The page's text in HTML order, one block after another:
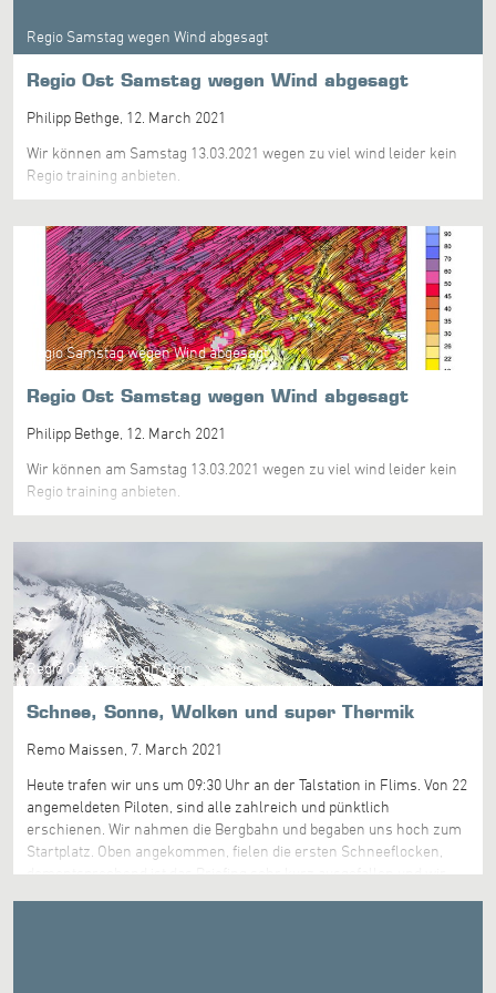
Regio Samstag wegen Wind abgesagt
Regio Ost Samstag wegen Wind abgesagt
Philipp Bethge, 12. March 2021
Wir können am Samstag 13.03.2021 wegen zu viel wind leider kein
Regio training anbieten.
Regio Samstag wegen Wind abgesagt
Regio Ost Samstag wegen Wind abgesagt
Philipp Bethge, 12. March 2021
Wir können am Samstag 13.03.2021 wegen zu viel wind leider kein
Regio training anbieten.
Regio Ost Crap Sogn Gion
Schnee, Sonne, Wolken und super Thermik
Remo Maissen, 7. March 2021
Heute trafen wir uns um 09:30 Uhr an der Talstation in Flims. Von 22
angemeldeten Piloten, sind alle zahlreich und pünktlich
erschienen. Wir nahmen die Bergbahn und begaben uns hoch zum
Startplatz. Oben angekommen, fielen die ersten Schneeflocken,
dementsprechend ist das Briefing sehr kurz ausgefallen und wir